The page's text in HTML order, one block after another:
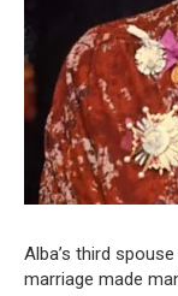
Alba’s third
marriage made